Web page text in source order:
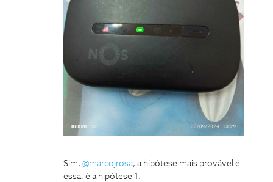
Sim, @marcojrosa, a hipótese mais provável é
essa, é a hipótese 1.